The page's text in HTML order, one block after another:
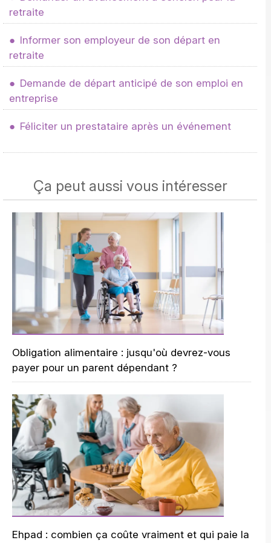
retraite
Informer son employeur de son départ en
retraite
Demande de départ anticipé de son emploi en
entreprise
Féliciter un prestataire après un événement
Ça peut aussi vous intéresser
Obligation alimentaire : jusqu'où devrez-vous
payer pour un parent dépendant ?
Ehpad : combien ça coûte vraiment et qui paie la